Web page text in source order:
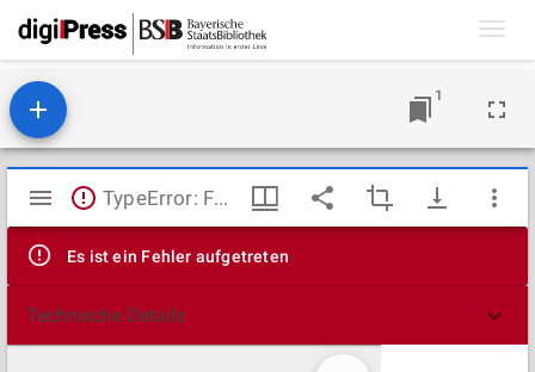
1
Mirador
Viewer
TypeError: Failed to fetch
Es ist ein Fehler aufgetreten
Technische Details